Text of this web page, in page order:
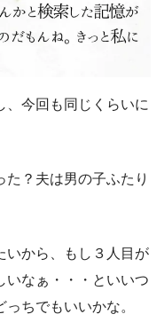
、今回も同じくらいに
？夫は男の子ふたり
いから、もし３人目が
いなぁ・・・といいつ
ちでもいいかな。